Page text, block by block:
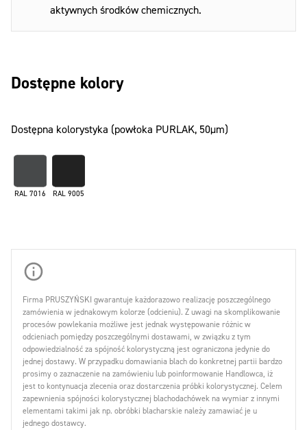
aktywnych środków chemicznych.
Dostępne kolory
Dostępna kolorystyka (powłoka PURLAK, 50µm)
RAL 7016 RAL 9005
Firma PRUSZYŃSKI gwarantuje każdorazowo realizację poszczególnego
zamówienia w jednakowym kolorze (odcieniu). Z uwagi na skomplikowanie
procesów powlekania możliwe jest jednak występowanie różnic w
odcieniach pomiędzy poszczególnymi dostawami, w związku z tym
odpowiedzialność za spójność kolorystyczną jest ograniczona jedynie do
jednej dostawy. W przypadku domawiania blach do konkretnej partii bardzo
prosimy o zaznaczenie na zamówieniu lub poinformowanie Handlowca, iż
jest to kontynuacja zlecenia oraz dostarczenia próbki kolorystycznej. Celem
zapewnienia spójności kolorystycznej blachodachówek na wymiar z innymi
elementami takimi jak np. obróbki blacharskie należy zamawiać je u
jednego dostawcy.